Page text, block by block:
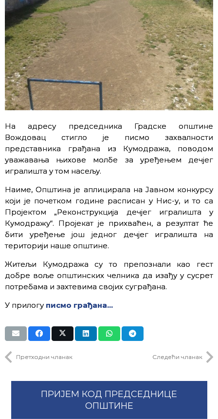
На адресу председника Градске општине
Вождовац стигло је писмо захвалности
представника грађана из Кумодража, поводом
уважавања њихове молбе за уређењем дечјег
игралишта у том насељу.
Наиме, Општина је аплицирала на Јавном конкурсу
који је почетком године расписан у Нис-у, и то са
Пројектом „Реконструкција дечјег игралишта у
Кумодражу“. Пројекат је прихваћен, а резултат ће
бити уређење још једног дечјег игралишта на
територији наше општине.
Житељи Кумодража су то препознали као гест
добре воље општинских челника да изађу у сусрет
потребама и захтевима својих суграђана.
У прилогу писмо грађана…
Претходни чланак Следећи чланак
ПРИЈЕМ КОД ПРЕДСЕДНИЦЕ
ОПШТИНЕ